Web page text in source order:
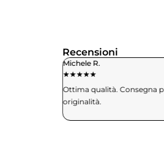
Recensioni
Michele R.
★★★★★
Ottima qualità. Consegna
originalità.